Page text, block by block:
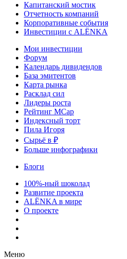
Капитанский мостик
Отчетность компаний
Корпоративные события
Инвестиции с ALЁNKA
Мои инвестиции
Форум
Календарь дивидендов
База эмитентов
Карта рынка
Расклад сил
Лидеры роста
Рейтинг MCap
Индексный торт
Пила Игоря
Сырьё в ₽
Больше инфографики
Блоги
100%-ный шоколад
Развитие проекта
ALЁNKA в мире
О проекте
Меню